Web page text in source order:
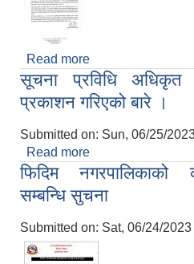
Read more
सम्बन्धी सूचना
सूचना प्रविधि
प्रकाशन गरिएको बारे ।
Submitted on: Sun, 06/25/
Read more
प्रकाशन गरिएको बारे
फिदिम नगरपालिकाको
सम्बन्धि सुचना
Submitted on: Sat, 06/24/